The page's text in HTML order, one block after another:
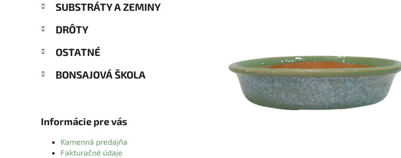
SUBSTRÁTY A ZEMINY
DRÔTY
OSTATNÉ
BONSAJOVÁ ŠKOLA
Informácie pre vás
Kamenná predajňa
Fakturačné údaje